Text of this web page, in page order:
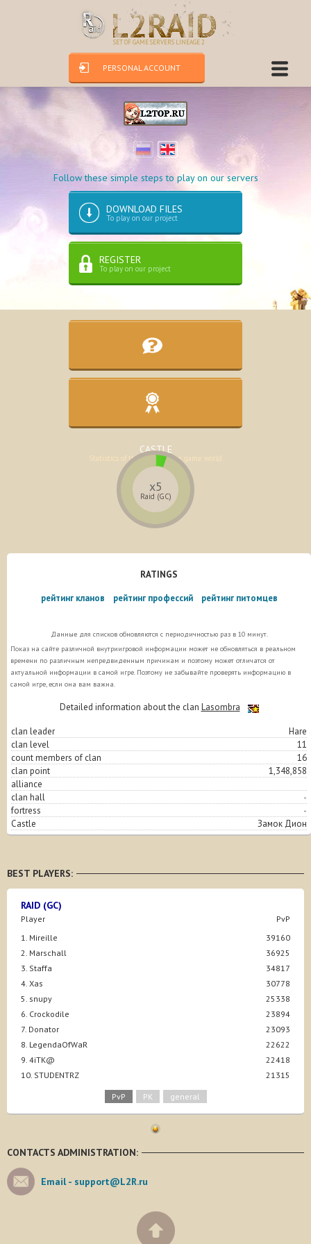
SET OF GAME SERVERS LINEAGE 2
PERSONAL ACCOUNT
Follow these simple steps to play on our servers
DOWNLOAD FILES
To play on our project
REGISTER
To play on our project
Assistance in the development of the
character
CASTLE
Statistics of the lands of the game world
x5
Raid (GC)
RATINGS
рейтинг кланов
рейтинг профессий рейтинг питомцев
Данные для списков обновляются с периодичностью раз в 10 минут.
Показ на сайте различной внутриигровой информации может не обновляться в реальном
времени по различным непредвиденным причинам и поэтому может отличатся от
актуальной информации в самой игре. Поэтому не забывайте проверять информацию в
самой игре, если она вам важна.
Detailed information about the clan Lasombra
clan leader
Hare
clan level
11
count members of clan
16
clan point
1,348,858
alliance
clan hall
-
fortress
-
Castle
Замок Дион
BEST PLAYERS:
RAID (GC)
Player
PvP
1. Mireille
39160
2. Marschall
36925
3. Staffa
34817
4. Xas
30778
5. snupy
25338
6. Crockodile
23894
7. Donator
23093
8. LegendaOfWaR
22622
9. 4iTK@
22418
10. STUDENTRZ
21315
PvP PK general
CONTACTS ADMINISTRATION:
Email - support@L2R.ru